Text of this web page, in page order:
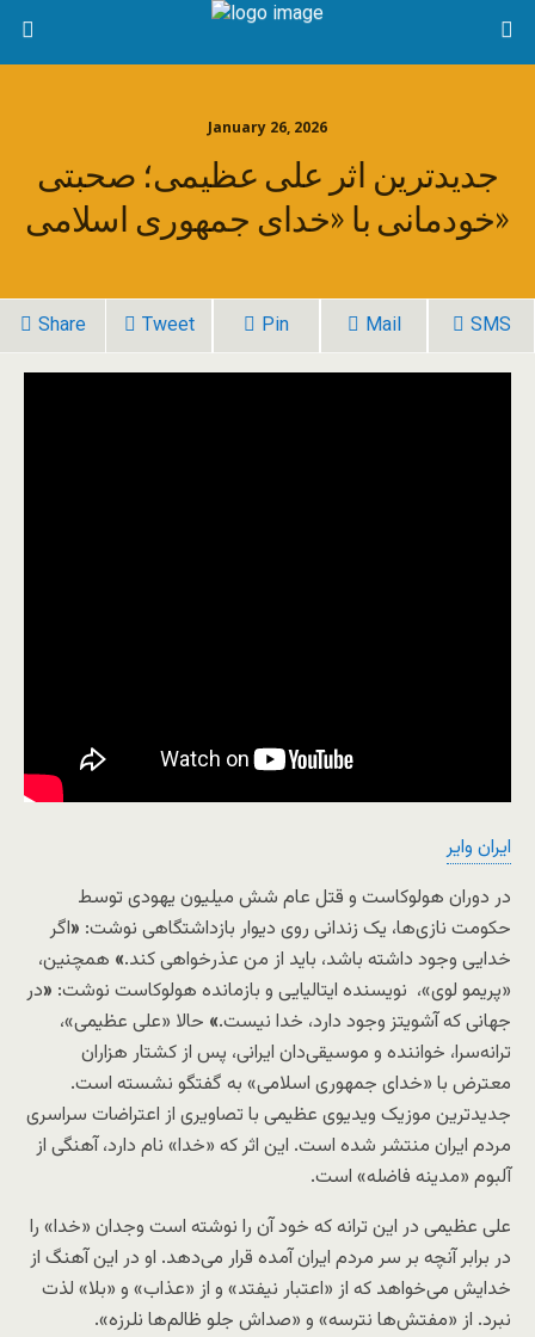
January 26, 2026
جدیدترین اثر علی عظیمی؛ صحبتی
خودمانی با «خدای جمهوری اسلامی»
Share Tweet Pin Mail SMS
ایران وایر
در دوران هولوکاست و قتل عام شش میلیون یهودی توسط
حکومت نازی‌ها، یک زندانی روی دیوار بازداشتگاهی نوشت: «اگر
خدایی وجود داشته باشد، باید از من عذرخواهی کند.» همچنین،
«پریمو لوی»، نویسنده ایتالیایی و بازمانده هولوکاست نوشت: «در
جهانی که آشویتز وجود دارد، خدا نیست.» حالا «علی عظیمی»،
ترانه‌سرا، خواننده و موسیقی‌دان ایرانی، پس از کشتار هزاران
معترض با «خدای جمهوری اسلامی» به گفتگو نشسته است.
جدیدترین موزیک ویدیوی عظیمی با تصاویری از اعتراضات سراسری
مردم ایران منتشر شده است. این اثر که «خدا» نام دارد، آهنگی از
آلبوم «مدینه فاضله» است.
علی عظیمی در این ترانه که خود آن را نوشته است وجدان «خدا» را
در برابر آنچه بر سر مردم ایران آمده قرار می‌دهد. او در این آهنگ از
خدایش می‌خواهد که از «اعتبار نیفتد» و از «عذاب» و «بلا» لذت
نبرد. از «مفتش‌ها نترسه» و «صداش جلو ظالم‌ها نلرزه».